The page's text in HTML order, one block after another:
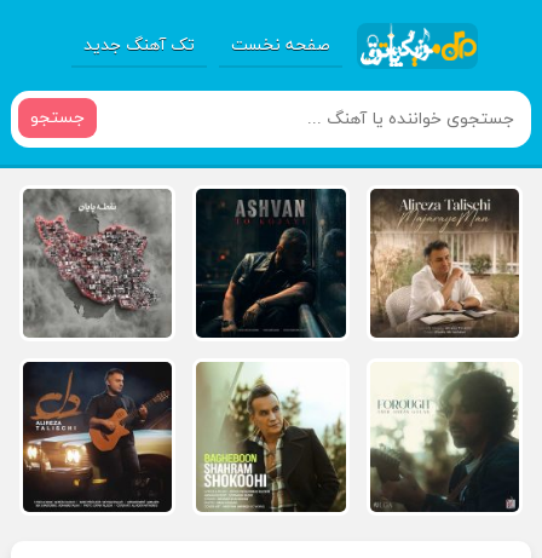
صفحه نخست تک آهنگ جدید
جستجو